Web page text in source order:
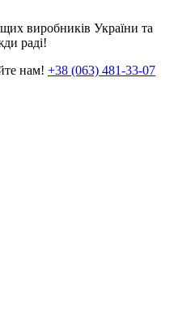
виробників України та
раді!
нам! +38 (063) 481-33-07